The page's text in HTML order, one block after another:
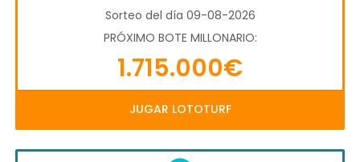
Sorteo del día 09-08-2026
PRÓXIMO BOTE MILLONARIO:
1.715.000€
JUGAR LOTOTURF